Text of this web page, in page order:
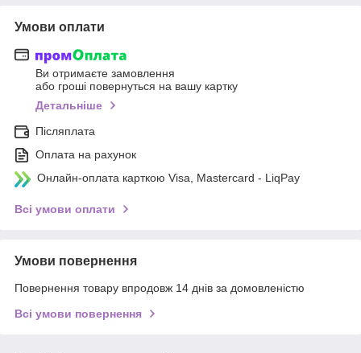
Умови оплати
Ви отримаєте замовлення
або гроші повернуться на вашу картку
Детальніше
Післяплата
Оплата на рахунок
Онлайн-оплата карткою Visa, Mastercard - LiqPay
Всі умови оплати
Умови повернення
Повернення товару впродовж 14 днів за домовленістю
Всі умови повернення